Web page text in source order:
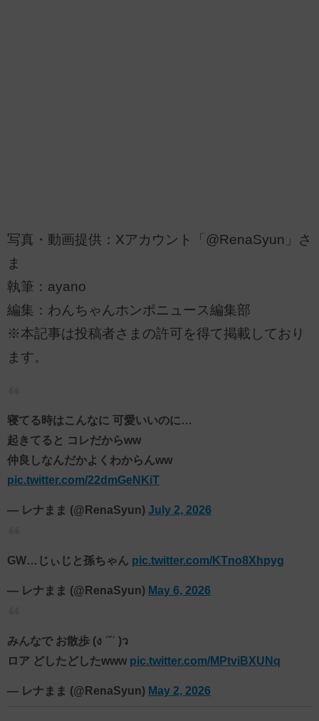
写真・動画提供：Xアカウント「@RenaSyun」さ
ま
執筆：ayano
編集：わんちゃんホンポニュース編集部
※本記事は投稿者さまの許可を得て掲載しており
ます。
寝てる時はこんなに 可愛いいのに…
起きてると コレだからww
仲良しなんだかよくわからんww
pic.twitter.com/22dmGeNKiT
— レナまま (@RenaSyun) July 2, 2026
GW…じぃじと孫ちゃん pic.twitter.com/KTno8Xhpyg
— レナまま (@RenaSyun) May 6, 2026
みんなで お散歩 (ง ˙˘˙ )ว
ロア どしたどしたwww pic.twitter.com/MPtviBXUNq
— レナまま (@RenaSyun) May 2, 2026